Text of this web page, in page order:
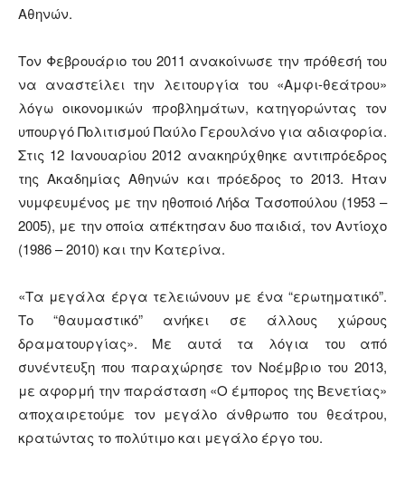
Αθηνών.
Τον Φεβρουάριο του 2011 ανακοίνωσε την πρόθεσή του
να αναστείλει την λειτουργία του «Αμφι-θεάτρου»
λόγω οικονομικών προβλημάτων, κατηγορώντας τον
υπουργό Πολιτισμού Παύλο Γερουλάνο για αδιαφορία.
Στις 12 Ιανουαρίου 2012 ανακηρύχθηκε αντιπρόεδρος
της Ακαδημίας Αθηνών και πρόεδρος το 2013. Ήταν
νυμφευμένος με την ηθοποιό Λήδα Τασοπούλου (1953 –
2005), με την οποία απέκτησαν δυο παιδιά, τον Αντίοχο
(1986 – 2010) και την Κατερίνα.
«Τα μεγάλα έργα τελειώνουν με ένα “ερωτηματικό”.
Το “θαυμαστικό” ανήκει σε άλλους χώρους
δραματουργίας». Με αυτά τα λόγια του από
συνέντευξη που παραχώρησε τον Νοέμβριο του 2013,
με αφορμή την παράσταση «Ο έμπορος της Βενετίας»
αποχαιρετούμε τον μεγάλο άνθρωπο του θεάτρου,
κρατώντας το πολύτιμο και μεγάλο έργο του.